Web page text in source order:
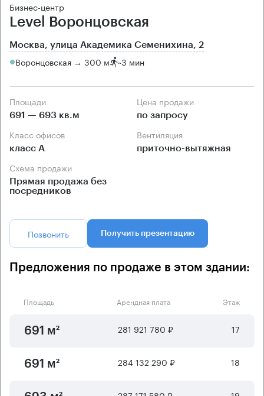
Бизнес-центр
Level Воронцовская
Москва, улица Академика Семенихина, 2
Воронцовская → 300 м ~3 мин
Площади
691 — 693 кв.м
Цена продажи
по запросу
Класс офисов
класс А
Вентиляция
приточно-вытяжная
Схема продажи
Прямая продажа без
посредников
Позвонить Получить презентацию
Предложения по продаже в этом здании:
Площадь Арендная плата Этаж
691 м² 281 921 780 ₽ 17
691 м² 284 132 290 ₽ 18